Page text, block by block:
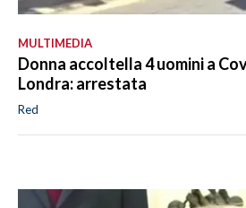
MULTIMEDIA
Donna accoltella 4 uomini a
Londra: arrestata
Red